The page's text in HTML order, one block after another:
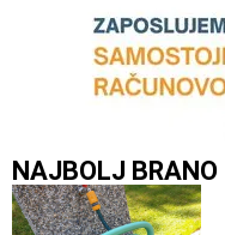
NAJBOLJ BRANO